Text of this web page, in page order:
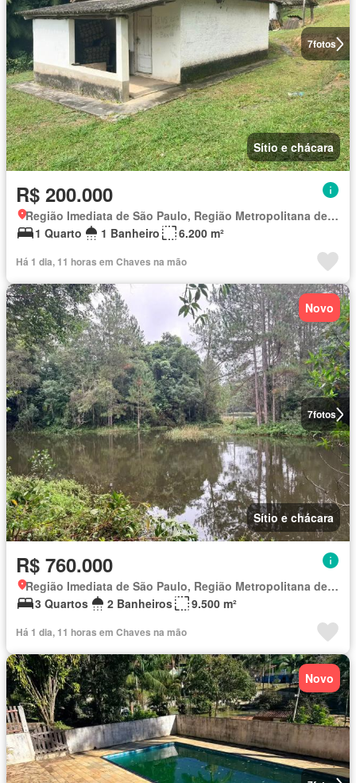
7fotos
Sítio e chácara
R$ 200.000
Região Imediata de São Paulo, Região Metropolitana de São Paulo
1 Quarto
1 Banheiro 6.200 m²
Há 1 dia, 11 horas em Chaves na mão
7fotos
Novo
Sítio e chácara
R$ 760.000
Região Imediata de São Paulo, Região Metropolitana de São Paulo
3 Quartos
2 Banheiros 9.500 m²
Há 1 dia, 11 horas em Chaves na mão
Novo